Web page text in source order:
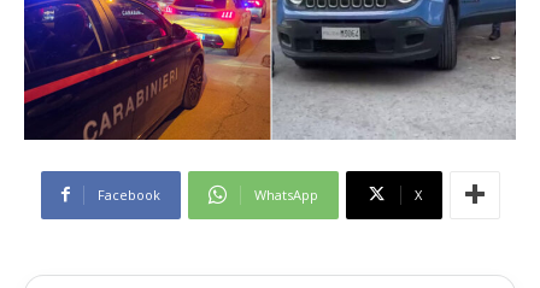
Facebook WhatsApp X